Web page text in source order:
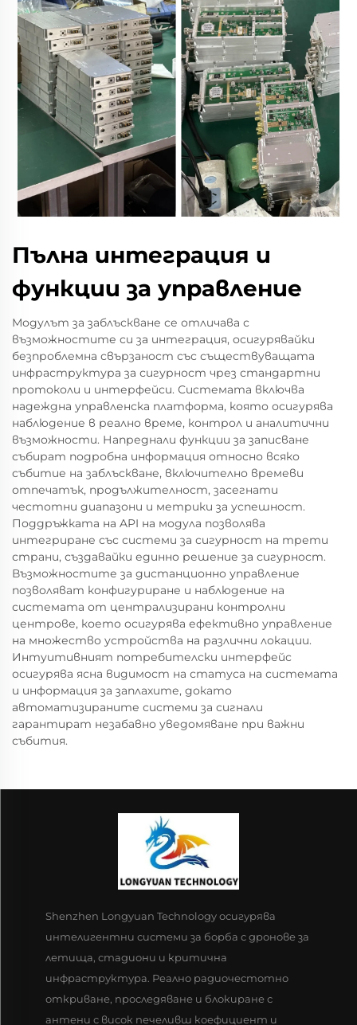
Пълна интеграция и
функции за управление
Модулът за заблъскване се отличава с
възможностите си за интеграция, осигурявайки
безпроблемна свързаност със съществуващата
инфраструктура за сигурност чрез стандартни
протоколи и интерфейси. Системата включва
надеждна управленска платформа, която осигурява
наблюдение в реално време, контрол и аналитични
възможности. Напреднали функции за записване
събират подробна информация относно всяко
събитие на заблъскване, включително времеви
отпечатък, продължителност, засегнати
честотни диапазони и метрики за успешност.
Поддръжката на API на модула позволява
интегриране със системи за сигурност на трети
страни, създавайки единно решение за сигурност.
Възможностите за дистанционно управление
позволяват конфигуриране и наблюдение на
системата от централизирани контролни
центрове, което осигурява ефективно управление
на множество устройства на различни локации.
Интуитивният потребителски интерфейс
осигурява ясна видимост на статуса на системата
и информация за заплахите, докато
автоматизираните системи за сигнали
гарантират незабавно уведомяване при важни
събития.
Shenzhen Longyuan Technology осигурява
интелигентни системи за борба с дронове за
летища, стадиони и критична
инфраструктура. Реално радиочестотно
откриване, проследяване и блокиране с
антени с висок печеливш коефициент и